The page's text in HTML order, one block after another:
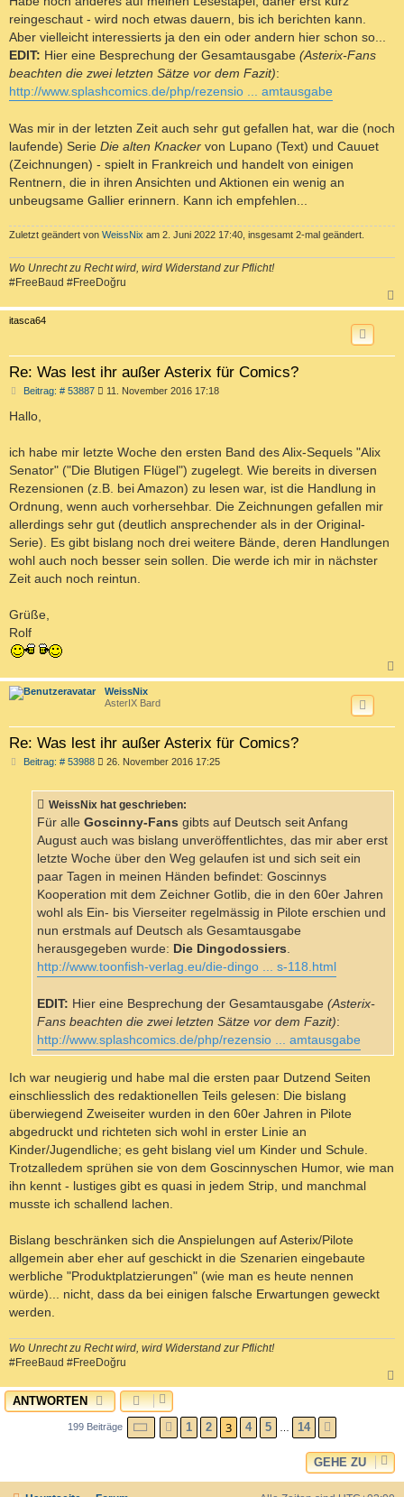
reingeschaut - wird noch etwas dauern, bis ich berichten kann.
Aber vielleicht interessierts ja den ein oder andern hier schon so...
EDIT: Hier eine Besprechung der Gesamtausgabe (Asterix-Fans
beachten die zwei letzten Sätze vor dem Fazit):
http://www.splashcomics.de/php/rezensio ... amtausgabe
Was mir in der letzten Zeit auch sehr gut gefallen hat, war die (noch
laufende) Serie Die alten Knacker von Lupano (Text) und Cauuet
(Zeichnungen) - spielt in Frankreich und handelt von einigen
Rentnern, die in ihren Ansichten und Aktionen ein wenig an
unbeugsame Gallier erinnern. Kann ich empfehlen...
Zuletzt geändert von WeissNix am 2. Juni 2022 17:40, insgesamt 2-mal geändert.
Wo Unrecht zu Recht wird, wird Widerstand zur Pflicht!
#FreeBaud #FreeDoğru
a
itasca64
Re: Was lest ihr außer Asterix für Comics?
Beitrag: # 53887B
a
g
11. November 2016 17:18
Hallo,
ich habe mir letzte Woche den ersten Band des Alix-Sequels "Alix
Senator" ("Die Blutigen Flügel") zugelegt. Wie bereits in diversen
Rezensionen (z.B. bei Amazon) zu lesen war, ist die Handlung in
Ordnung, wenn auch vorhersehbar. Die Zeichnungen gefallen mir
allerdings sehr gut (deutlich ansprechender als in der Original-
Serie). Es gibt bislang noch drei weitere Bände, deren Handlungen
wohl auch noch besser sein sollen. Die werde ich mir in nächster
Zeit auch noch reintun.
Grüße,
Rolf
a
WeissNix
AsterIX Bard
Re: Was lest ihr außer Asterix für Comics?
Beitrag: # 53988B
r
a
26. November 2016 17:25
WeissNix hat geschrieben:
Für alle Goscinny-Fans gibts auf Deutsch seit Anfang
August auch was bislang unveröffentlichtes, das mir aber erst
letzte Woche über den Weg gelaufen ist und sich seit ein
paar Tagen in meinen Händen befindet: Goscinnys
Kooperation mit dem Zeichner Gotlib, die in den 60er Jahren
wohl als Ein- bis Vierseiter regelmässig in Pilote erschien und
nun erstmals auf Deutsch als Gesamtausgabe
herausgegeben wurde: Die Dingodossiers.
http://www.toonfish-verlag.eu/die-dingo ... s-118.html
EDIT: Hier eine Besprechung der Gesamtausgabe (Asterix-
Fans beachten die zwei letzten Sätze vor dem Fazit):
http://www.splashcomics.de/php/rezensio ... amtausgabe
Ich war neugierig und habe mal die ersten paar Dutzend Seiten
einschliesslich des redaktionellen Teils gelesen: Die bislang
überwiegend Zweiseiter wurden in den 60er Jahren in Pilote
abgedruckt und richteten sich wohl in erster Linie an
Kinder/Jugendliche; es geht bislang viel um Kinder und Schule.
Trotzalledem sprühen sie von dem Goscinnyschen Humor, wie man
ihn kennt - lustiges gibt es quasi in jedem Strip, und manchmal
musste ich schallend lachen.
Bislang beschränken sich die Anspielungen auf Asterix/Pilote
allgemein aber eher auf geschickt in die Szenarien eingebaute
werbliche "Produktplatzierungen" (wie man es heute nennen
würde)... nicht, dass da bei einigen falsche Erwartungen geweckt
werden.
Wo Unrecht zu Recht wird, wird Widerstand zur Pflicht!
#FreeBaud #FreeDoğru
a
ANTWORTEN
199 Beiträge SEITE3 VON14
VORHERIGE
1 2 3 4 5 … 14
GEHE ZU